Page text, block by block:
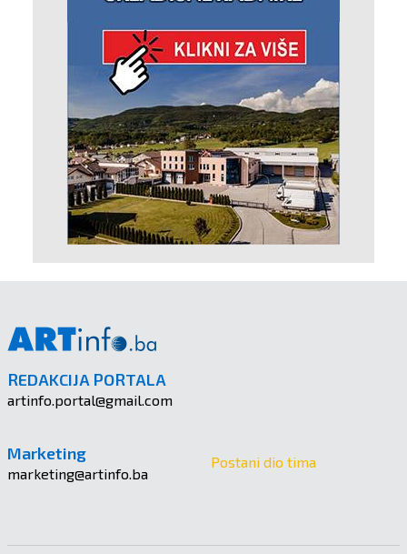
REDAKCIJA PORTALA
artinfo.portal@gmail.com
Marketing
marketing@artinfo.ba
Postani dio tima